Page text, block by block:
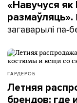
«Навучуся як
размаўляць».
загаварылі па-
ГАРДЕРОБ
Летняя
брендов: где